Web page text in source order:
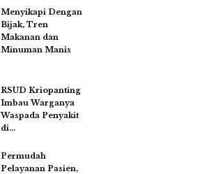
Menyikapi Dengan
Bijak, Tren
Makanan dan
Minuman Manis
RSUD Kriopanting
Imbau Warganya
Waspada Penyakit
di…
Permudah
Pelayanan Pasien,